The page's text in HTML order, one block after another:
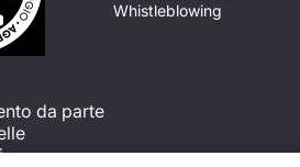
da parte
Whistleblowing